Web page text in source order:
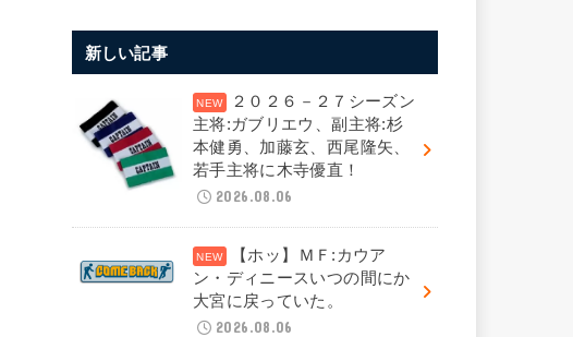
新しい記事
２０２６－２７シーズン
主将:ガブリエウ、副主将:杉
本健勇、加藤玄、西尾隆矢、
若手主将に木寺優直！
2026.08.06
【ホッ】ＭＦ:カウア
ン・ディニースいつの間にか
大宮に戻っていた。
2026.08.06